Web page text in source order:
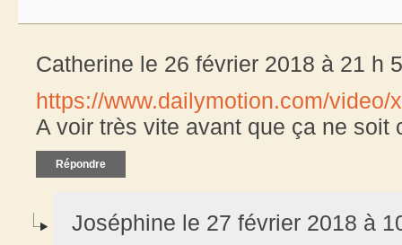
Catherine le 26 février 2018 à 21 h
https://www.dailymotion.com/video/
A voir très vite avant que ça ne soit
Répondre
Joséphine le 27 février 2018 à